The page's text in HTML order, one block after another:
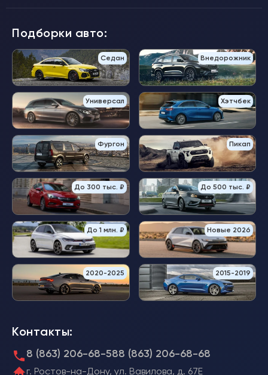
Подборки авто:
Седан Внедорожник
Универсал Хэтчбек
Фургон Пикап
До 300 тыс. ₽ До 500 тыс. ₽
До 1 млн. ₽ Новые 2026
2020-2025 2015-2019
Контакты:
8 (863) 206-68-588 (863) 206-68-68
г. Ростов-на-Дону, ул. Вавилова, д. 67Е